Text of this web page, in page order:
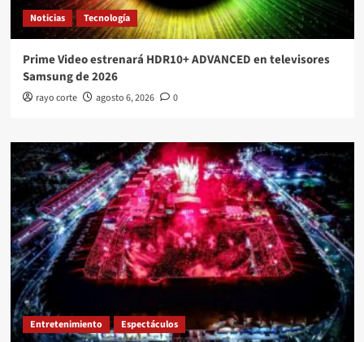
Noticias Tecnología
Prime Video estrenará HDR10+ ADVANCED en televisores
Samsung de 2026
rayo corte agosto 6, 2026 0
Entretenimiento Espectáculos